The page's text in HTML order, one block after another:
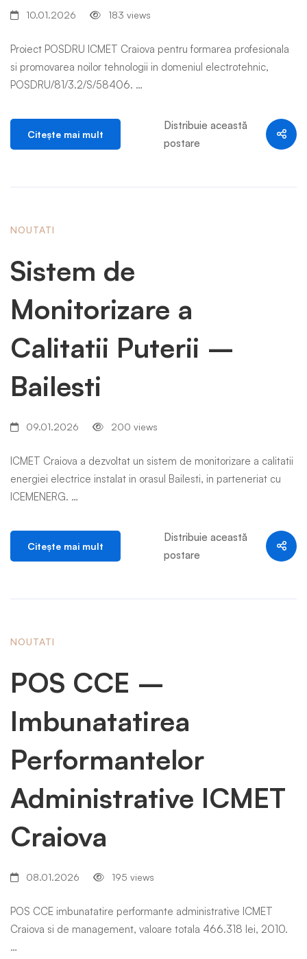
10.01.2026 183 views
Proiect POSDRU ICMET Craiova pentru formarea profesionala
si promovarea noilor tehnologii in domeniul electrotehnic,
POSDRU/81/3.2/S/58406. …
Citeşte mai mult
Distribuie această
postare
NOUTATI
Sistem de
Monitorizare a
Calitatii Puterii –
Bailesti
09.01.2026 200 views
ICMET Craiova a dezvoltat un sistem de monitorizare a calitatii
energiei electrice instalat in orasul Bailesti, in parteneriat cu
ICEMENERG. …
Citeşte mai mult
Distribuie această
postare
NOUTATI
POS CCE –
Imbunatatirea
Performantelor
Administrative ICMET
Craiova
08.01.2026 195 views
POS CCE imbunatatire performante administrative ICMET
Craiova si de management, valoare totala 466.318 lei, 2010.
…